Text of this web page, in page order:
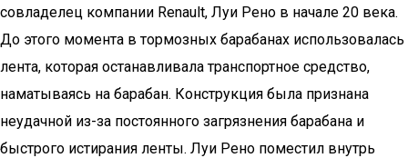
совладелец компании Renault, Луи Рено в начале 20 века.
До этого момента в тормозных барабанах использовалась
лента, которая останавливала транспортное средство,
наматываясь на барабан. Конструкция была признана
неудачной из-за постоянного загрязнения барабана и
быстрого истирания ленты. Луи Рено поместил внутрь